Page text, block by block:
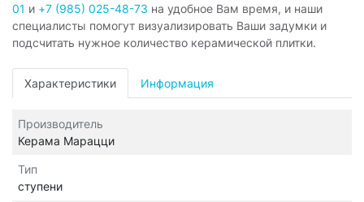
01 и +7 (985) 025-48-73 на удобное Вам время, и наши
специалисты помогут визуализировать Ваши задумки и
подсчитать нужное количество керамической плитки.
Характеристики Информация
Производитель
Керама Марацци
Тип
ступени